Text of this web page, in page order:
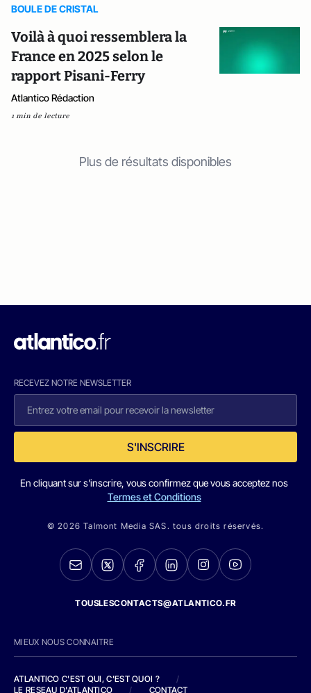
BOULE DE CRISTAL
Voilà à quoi ressemblera la
France en 2025 selon le
rapport Pisani-Ferry
Atlantico Rédaction
1 min de lecture
Plus de résultats disponibles
RECEVEZ NOTRE NEWSLETTER
S'INSCRIRE
En cliquant sur s'inscrire, vous confirmez que vous acceptez nos
Termes et Conditions
© 2026 Talmont Media SAS. tous droits réservés.
TOUSLESCONTACTS@ATLANTICO.FR
MIEUX NOUS CONNAITRE
ATLANTICO C'EST QUI, C'EST QUOI ?
/
LE RESEAU D'ATLANTICO
/ CONTACT